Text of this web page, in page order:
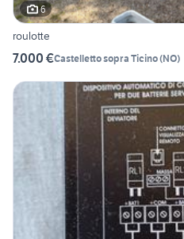
6
roulotte
7.000 €Castelletto sopra Ticino(NO)